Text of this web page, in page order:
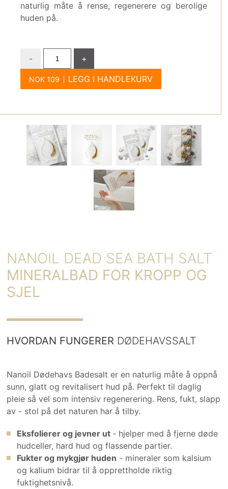
naturlig måte å rense, regenerere og berolige
huden på.
-
+
LEGG I HANDLEKURV
NANOIL DEAD SEA BATH SALT
MINERALBAD FOR KROPP OG
SJEL
HVORDAN FUNGERER DØDEHAVSSALT
Nanoil Dødehavs Badesalt er en naturlig måte å oppnå
sunn, glatt og revitalisert hud på. Perfekt til daglig
pleie så vel som intensiv regenerering. Rens, fukt, slapp
av - stol på det naturen har å tilby.
Eksfolierer og jevner ut - hjelper med å fjerne døde
hudceller, hard hud og flassende partier.
Fukter og mykgjør huden - mineraler som kalsium
og kalium bidrar til å opprettholde riktig
fuktighetsnivå.